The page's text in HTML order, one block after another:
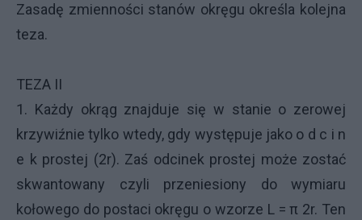
Zasadę zmienności stanów okręgu określa kolejna
teza.
TEZA II
1. Każdy okrąg znajduje się w stanie o zerowej
krzywiźnie tylko wtedy, gdy występuje jako o d c i n
e k prostej (2r). Zaś odcinek prostej może zostać
skwantowany czyli przeniesiony do wymiaru
kołowego do postaci okręgu o wzorze L = π 2r. Ten